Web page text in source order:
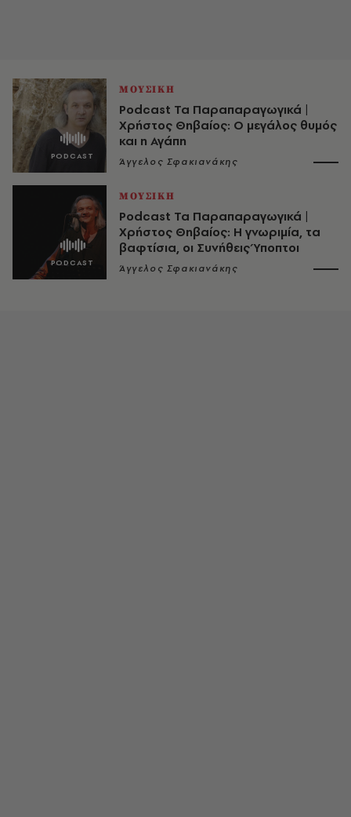
ΜΟΥΣΙΚΗ
Podcast Τα Παραπαραγωγικά |
Χρήστος Θηβαίος: Ο μεγάλος θυμός
και η Αγάπη
Άγγελος Σφακιανάκης
ΜΟΥΣΙΚΗ
Podcast Τα Παραπαραγωγικά |
Χρήστος Θηβαίος: Η γνωριμία, τα
βαφτίσια, οι Συνήθεις Ύποπτοι
Άγγελος Σφακιανάκης